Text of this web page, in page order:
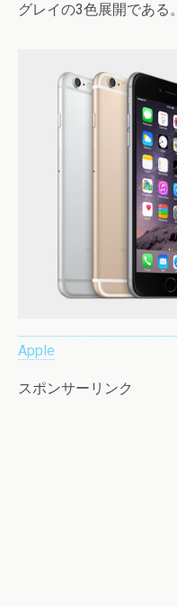
グレイの3色展開である。
Apple
スポンサーリンク